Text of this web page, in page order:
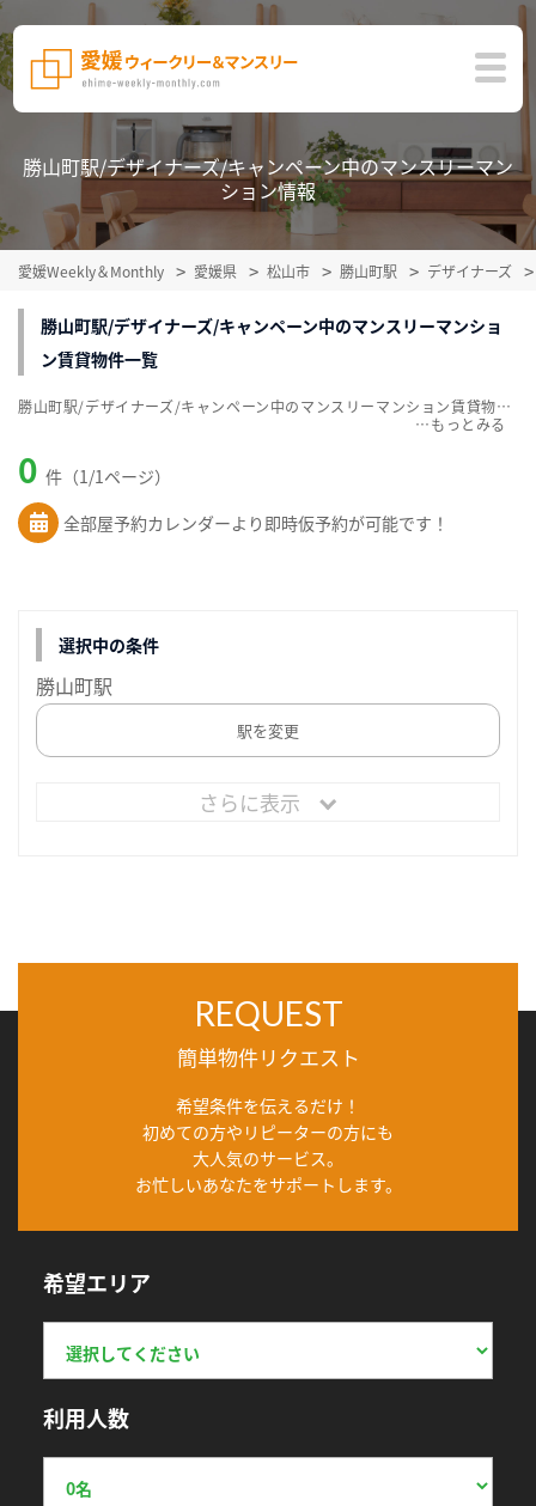
勝山町駅/デザイナーズ/キャンペーン中のマンスリーマン
ション情報
愛媛Weekly＆Monthly 愛媛県 松山市 勝山町駅 デザイナーズ
勝山町駅/デザイナーズ/キャンペーン中のマンスリーマンショ
ン賃貸物件一覧
0 件（1/1ページ）
全部屋予約カレンダーより即時仮予約が可能です！
勝山町駅/デザイナーズ/キャンペーン中のマンスリーマンション賃貸物件一覧を掲載中。敷金・礼金無料、家具・家電付をご紹介。こだわり条件での絞込みも簡単！
…
選択中の条件
勝山町駅
駅を変更
さらに表示
REQUEST
簡単物件リクエスト
希望条件を伝えるだけ！
初めての方やリピーターの方にも
大人気のサービス。
お忙しいあなたをサポートします。
希望エリア
利用人数